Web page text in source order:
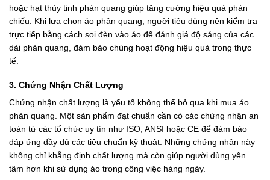
hoặc hạt thủy tinh phản quang giúp tăng cường hiệu quả phản
chiếu. Khi lựa chọn áo phản quang, người tiêu dùng nên kiểm tra
trực tiếp bằng cách soi đèn vào áo để đánh giá độ sáng của các
dải phản quang, đảm bảo chúng hoạt động hiệu quả trong thực
tế.
3. Chứng Nhận Chất Lượng
Chứng nhận chất lượng là yếu tố không thể bỏ qua khi mua áo
phản quang. Một sản phẩm đạt chuẩn cần có các chứng nhận an
toàn từ các tổ chức uy tín như ISO, ANSI hoặc CE để đảm bảo
đáp ứng đầy đủ các tiêu chuẩn kỹ thuật. Những chứng nhận này
không chỉ khẳng định chất lượng mà còn giúp người dùng yên
tâm hơn khi sử dụng áo trong công việc hàng ngày.